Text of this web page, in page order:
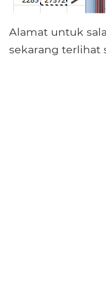
Alamat untuk
sekarang terlihat